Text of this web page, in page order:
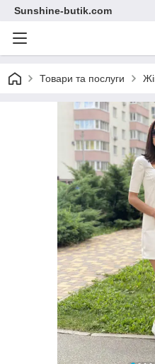
Sunshine-butik.com
Товари та послуги